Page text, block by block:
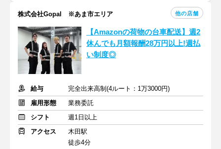
株式会社Gopal ※あま市エリア 他の店舗
【Amazonの荷物の台車配送】週2
休んでも月額報酬28万円以上!週払
い制度◎
給与
完全出来高制(4ルート：1万3000円)
雇用形態
業務委託
シフト
週1日以上
アクセス
木田駅
徒歩4分